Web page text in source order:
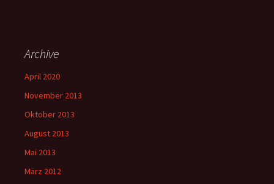
Archive
April 2020
November 2013
Oktober 2013
August 2013
Mai 2013
März 2012